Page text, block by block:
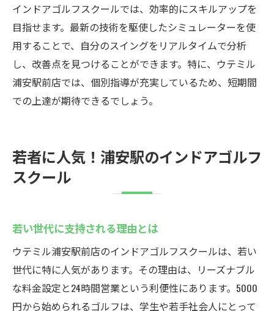
初心者歓迎の親切な指導体制
基礎から学べる安心のカリキュラム
初めての人でも安心のサポート
スキルが身につく丁寧な指導
初心者でもすぐに上達できる理由
を体験
手軽に試せる体験レッスン
ウテミルの魅力を実感するポイント
一度で納得のゴルフ体験
試してみる価値がある理由
インドアゴルフスクールでは、効率的にスキルアップを
目指せます。最新の技術を駆使したシミュレーターを使
用することで、自分のスイングをリアルタイムで分析
し、改善点を見つけることができます。特に、ウテミル
浦安駅前店では、個別指導が充実しているため、短期間
での上達が期待できるでしょう。
若者に人気！浦安駅のインドアゴルフ
スクール
若い世代に支持される理由とは
ウテミル浦安駅前店のインドアゴルフスクールは、若い
世代に特に人気があります。その理由は、リーズナブル
な料金設定と24時間営業という利便性にあります。5000
円から始められるゴルフは、学生や若手社会人にとって